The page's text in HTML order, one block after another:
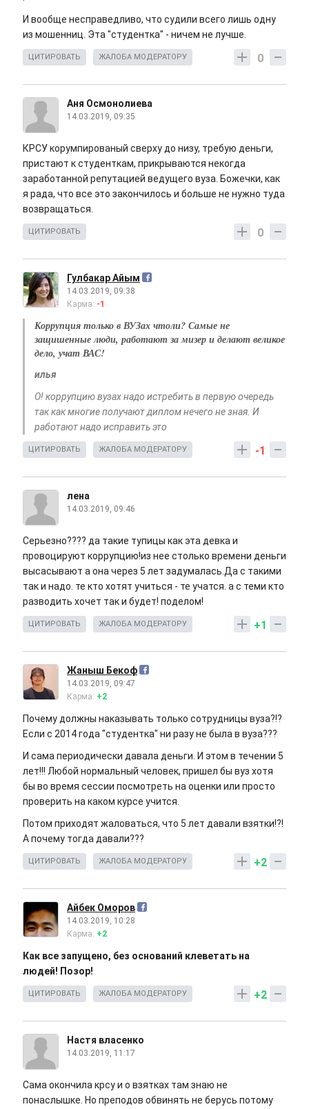
И вообще несправедливо, что судили всего лишь одну
из мошенниц. Эта "студентка" - ничем не лучше.
0
ЦИТИРОВАТЬ ЖАЛОБА МОДЕРАТОРУ
Аня Осмонолиева
14.03.2019, 09:35
КРСУ корумпированый сверху до низу, требую деньги,
пристают к студенткам, прикрываются некогда
заработанной репутацией ведущего вуза. Божечки, как
я рада, что все это закончилось и больше не нужно туда
возвращаться.
0
ЦИТИРОВАТЬ
Гулбакар Айым
14.03.2019, 09:38
Карма: -1
Коррупция только в ВУЗах чтоли? Самые не
защишенные люди, работают за мизер и делают великое
дело, учат ВАС!
илья
О! коррупцию вузах надо истребить в первую очередь
так как многие получают диплом нечего не зная. И
работают надо исправить это
-1
ЦИТИРОВАТЬ ЖАЛОБА МОДЕРАТОРУ
лена
14.03.2019, 09:46
Серьезно???? да такие тупицы как эта девка и
провоцируют коррупцию!из нее столько времени деньги
высасывают а она через 5 лет задумалась.Да с такими
так и надо. те кто хотят учиться - те учатся. а с теми кто
разводить хочет так и будет! поделом!
+1
ЦИТИРОВАТЬ ЖАЛОБА МОДЕРАТОРУ
Жаныш Бекоф
14.03.2019, 09:47
Карма: +2
Почему должны наказывать только сотрудницы вуза?!?
Если с 2014 года "студентка" ни разу не была в вуза???
И сама периодически давала деньги. И этом в течении 5
лет!!! Любой нормальный человек, пришел бы вуз хотя
бы во время сессии посмотреть на оценки или просто
проверить на каком курсе учится.
Потом приходят жаловаться, что 5 лет давали взятки!?!
А почему тогда давали???
+2
ЦИТИРОВАТЬ ЖАЛОБА МОДЕРАТОРУ
Айбек Оморов
14.03.2019, 10:28
Карма: +2
Как все запущено, без оснований клеветать на
людей! Позор!
+2
ЦИТИРОВАТЬ ЖАЛОБА МОДЕРАТОРУ
Настя власенко
14.03.2019, 11:17
Сама окончила крсу и о взятках там знаю не
понаслышке. Но преподов обвинять не берусь потому